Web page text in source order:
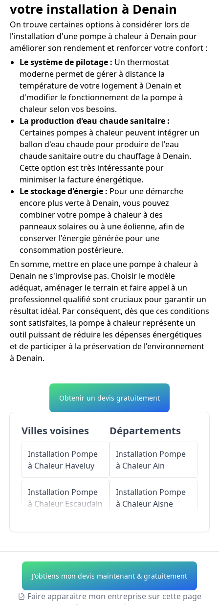
votre installation à Denain
On trouve certaines options à considérer lors de
l'installation d'une pompe à chaleur à Denain pour
améliorer son rendement et renforcer votre confort :
Le système de pilotage : Un thermostat
moderne permet de gérer à distance la
température de votre logement à Denain et
d'modifier le fonctionnement de la pompe à
chaleur selon vos besoins.
La production d'eau chaude sanitaire :
Certaines pompes à chaleur peuvent intégrer un
ballon d'eau chaude pour produire de l'eau
chaude sanitaire outre du chauffage à Denain.
Cette option est très intéressante pour
minimiser la facture énergétique.
Le stockage d'énergie : Pour une démarche
encore plus verte à Denain, vous pouvez
combiner votre pompe à chaleur à des
panneaux solaires ou à une éolienne, afin de
conserver l'énergie générée pour une
consommation postérieure.
En somme, mettre en place une pompe à chaleur à
Denain ne s'improvise pas. Choisir le modèle
adéquat, aménager le terrain et faire appel à un
professionnel qualifié sont cruciaux pour garantir un
résultat idéal. Par conséquent, dès que ces conditions
sont satisfaites, la pompe à chaleur représente un
outil puissant de réduire les dépenses énergétiques
et de participer à la préservation de l'environnement
à Denain.
Obtenir un devis gratuitement
Villes voisines
Installation Pompe
à Chaleur Haveluy
Installation Pompe
à Chaleur Escaudain
Installation Pompe
Wavrechain-sous-
Installation Pompe
Départements
Installation Pompe
à ChaleurAin
Installation Pompe
à ChaleurAisne
Installation Pompe
à Chaleur Alpes-de-
Haute-Provence
J'obtiens mon devis maintenant & gratuitement
Faire apparaitre mon entreprise sur cette page